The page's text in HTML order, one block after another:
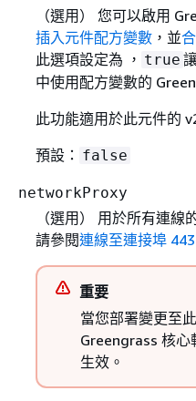
（選用） 您可以啟用
插入元件配方變數，並
此選項設定為 ， true
中使用配方變數的
此功能適用於此元件的
預設： false
networkProxy
（選用） 用於所有連線
請參閱連線至連接埠
重要
當您部署變更至
Greengrass 核心
生效。